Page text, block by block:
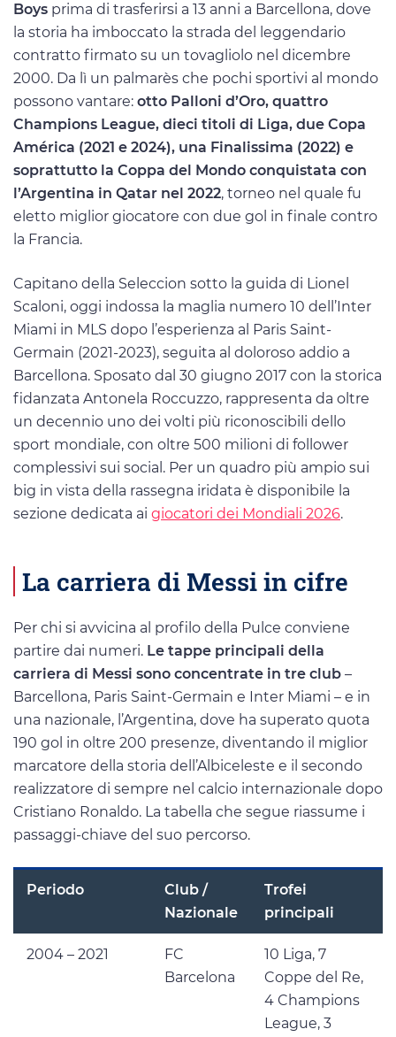
Boys prima di trasferirsi a 13 anni a Barcellona, dove
la storia ha imboccato la strada del leggendario
contratto firmato su un tovagliolo nel dicembre
2000. Da lì un palmarès che pochi sportivi al mondo
possono vantare: otto Palloni d’Oro, quattro
Champions League, dieci titoli di Liga, due Copa
América (2021 e 2024), una Finalissima (2022) e
soprattutto la Coppa del Mondo conquistata con
l’Argentina in Qatar nel 2022, torneo nel quale fu
eletto miglior giocatore con due gol in finale contro
la Francia.
Capitano della Seleccion sotto la guida di Lionel
Scaloni, oggi indossa la maglia numero 10 dell’Inter
Miami in MLS dopo l’esperienza al Paris Saint-
Germain (2021-2023), seguita al doloroso addio a
Barcellona. Sposato dal 30 giugno 2017 con la storica
fidanzata Antonela Roccuzzo, rappresenta da oltre
un decennio uno dei volti più riconoscibili dello
sport mondiale, con oltre 500 milioni di follower
complessivi sui social. Per un quadro più ampio sui
big in vista della rassegna iridata è disponibile la
sezione dedicata ai giocatori dei Mondiali 2026.
La carriera di Messi in cifre
Per chi si avvicina al profilo della Pulce conviene
partire dai numeri. Le tappe principali della
carriera di Messi sono concentrate in tre club –
Barcellona, Paris Saint-Germain e Inter Miami – e in
una nazionale, l’Argentina, dove ha superato quota
190 gol in oltre 200 presenze, diventando il miglior
marcatore della storia dell’Albiceleste e il secondo
realizzatore di sempre nel calcio internazionale dopo
Cristiano Ronaldo. La tabella che segue riassume i
passaggi-chiave del suo percorso.
Periodo
Club /
Nazionale
Trofei
principali
2004 – 2021
FC
Barcelona
10 Liga, 7
Coppe del Re,
4 Champions
League, 3